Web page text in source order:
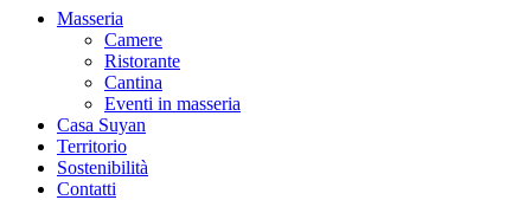
Masseria
Camere
Ristorante
Cantina
Eventi in masseria
Casa Suyan
Territorio
Sostenibilità
Contatti